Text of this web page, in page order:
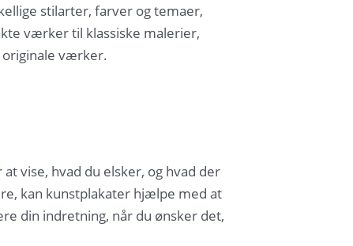
stilarter, farver og temaer,
værker til klassiske malerier,
originale værker.
vise, hvad du elsker, og hvad der
kan kunstplakater hjælpe med at
din indretning, når du ønsker det,